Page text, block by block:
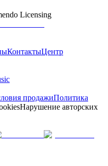
Licensing
КонтактыЦентр
продажиПолитика
Нарушение авторских